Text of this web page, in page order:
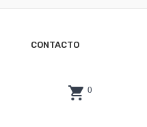
CONTACTO
0